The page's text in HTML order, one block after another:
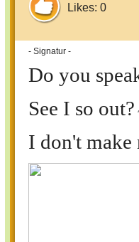
Likes: 0
- Signatur -
Do you
See I so out?
I don't make